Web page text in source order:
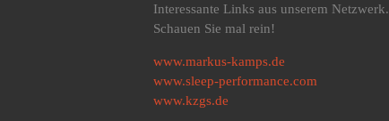
Interessante Links aus unserem Netzwerk.
Schauen Sie mal rein!
www.markus-kamps.de
www.sleep-performance.com
www.kzgs.de